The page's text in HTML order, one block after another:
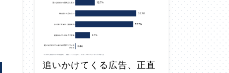
追いかけてくる広告、正直